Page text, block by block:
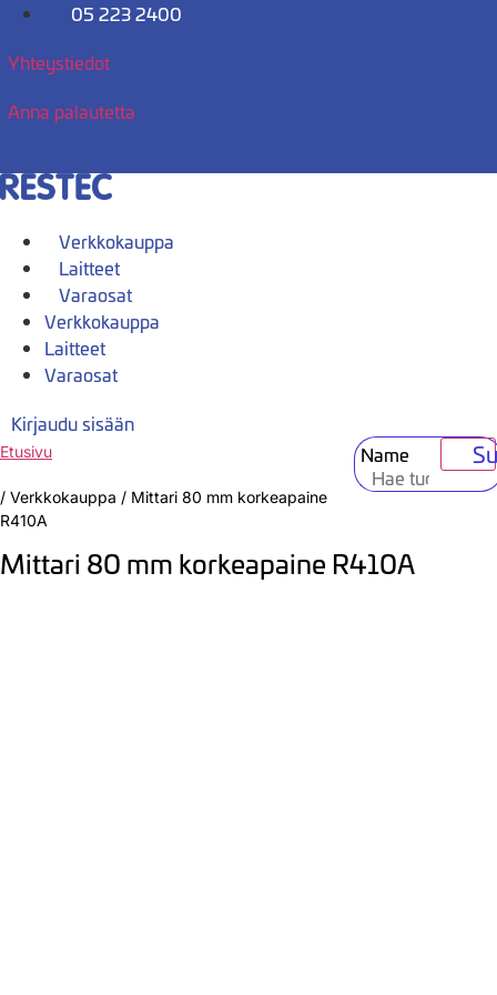
Mene
05 223 2400
Yhteystiedot
Anna palautetta
Verkkokauppa
Laitteet
Varaosat
Verkkokauppa
Laitteet
Varaosat
Kirjaudu sisään
Name
Etusivu
/ Verkkokauppa / Mittari 80 mm korkeapaine
R410A
Mittari 80 mm korkeapaine R410A